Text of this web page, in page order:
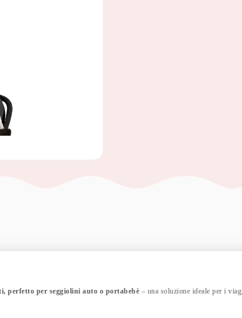
perfetto per seggiolini auto o portabebè – una soluzione ideale per i